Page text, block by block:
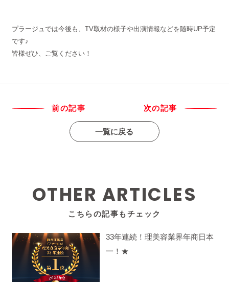
プラージュでは今後も、TV取材の様子や出演情報などを随時UP予定
です♪
皆様ぜひ、ご覧ください！
前の記事 次の記事
一覧に戻る
OTHER ARTICLES
こちらの記事もチェック
33年連続！理美容業界年商日本
一！★